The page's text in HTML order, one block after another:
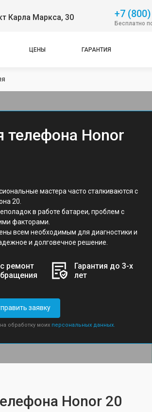
Карла Маркса, 30 +7
Бесплатно
ЦЕНЫ ГАРАНТИЯ
телефона Honor
мастера часто сталкиваются с
20.
в работе батареи, проблем с
факторами.
всем необходимым для диагностики и
и долговечное решение.
ремонт
Гарантия до 3-х
лет
заявку
обработку моих персональных данных.
Honor 20